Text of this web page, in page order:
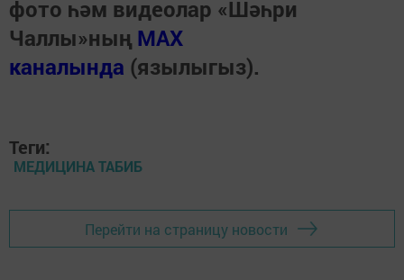
фото һәм видеолар «Шәһри
Чаллы»ның MAX
каналында (язылыгыз).
Теги:
МЕДИЦИНА ТАБИБ
Перейти на страницу новости